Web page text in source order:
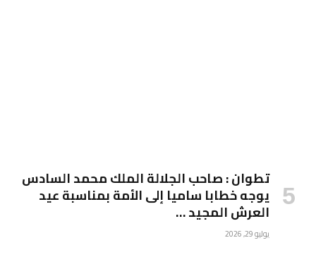
تطوان : صاحب الجلالة الملك محمد السادس
يوجه خطابا ساميا إلى الأمة بمناسبة عيد
العرش المجيد …
يوليو 29, 2026